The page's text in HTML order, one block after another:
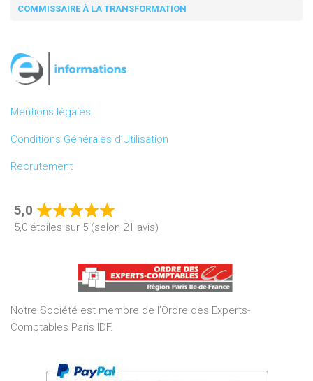
COMMISSAIRE À LA TRANSFORMATION
Mentions légales
Conditions Générales d’Utilisation
Recrutement
5,0
Rated
5,0
of
5
5,0 étoiles sur 5 (selon 21 avis)
Notre Société est membre de l’Ordre des Experts-
Comptables Paris IDF.